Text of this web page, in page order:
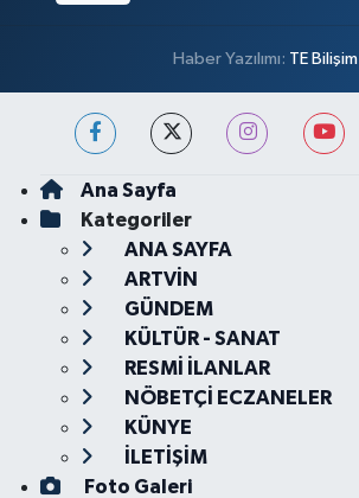
Haber Yazılımı: TE Bilişim
Ana Sayfa
Kategoriler
ANA SAYFA
ARTVİN
GÜNDEM
KÜLTÜR - SANAT
RESMİ İLANLAR
NÖBETÇİ ECZANELER
KÜNYE
İLETİŞİM
Foto Galeri